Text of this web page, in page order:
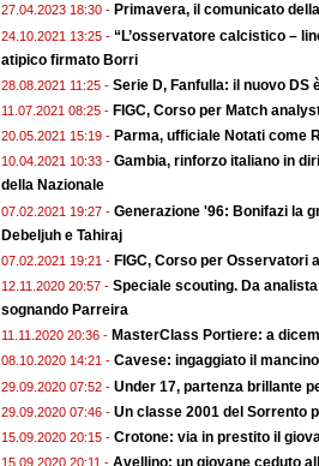
27.04.2023 18:30 - Primavera, il comunicato
24.10.2021 13:25 - “L’osservatore calcistico –
atipico firmato Borri
28.08.2021 11:25 - Serie D, Fanfulla: il nuovo DS
11.07.2021 08:25 - FIGC, Corso per Match
20.05.2021 15:19 - Parma, ufficiale Notati come
10.04.2021 10:33 - Gambia, rinforzo italiano in
della Nazionale
07.02.2021 19:27 - Generazione '96: Bonifazi la
Debeljuh e Tahiraj
07.02.2021 19:21 - FIGC, Corso per Osservatori
12.11.2020 20:57 - Speciale scouting. Da
sognando Parreira
11.11.2020 20:36 - MasterClass Portiere: a
08.10.2020 14:21 - Cavese: ingaggiato il
29.09.2020 07:52 - Under 17, partenza brillante
29.09.2020 07:46 - Un classe 2001 del Sorrento
15.09.2020 20:15 - Crotone: via in prestito il
15.09.2020 20:11 - Avellino: un giovane ceduto